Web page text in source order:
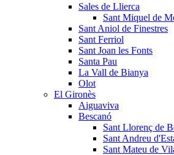
Sales de Llierca
Sant Miquel de
Sant Aniol de Finestres
Sant Ferriol
Sant Joan les Fonts
Santa Pau
La Vall de Bianya
Olot
El Gironès
Aiguaviva
Bescanó
Sant Llorenç de
Sant Andreu
Sant Mateu de